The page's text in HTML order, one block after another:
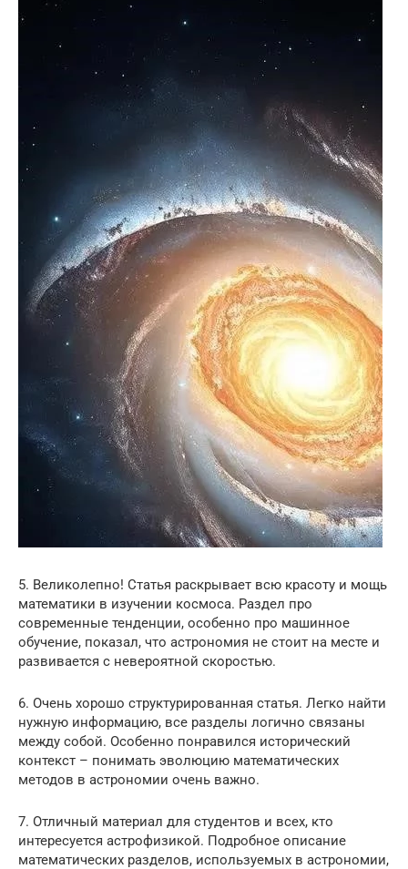
5. Великолепно! Статья раскрывает всю красоту и мощь
математики в изучении космоса. Раздел про
современные тенденции, особенно про машинное
обучение, показал, что астрономия не стоит на месте и
развивается с невероятной скоростью.
6. Очень хорошо структурированная статья. Легко найти
нужную информацию, все разделы логично связаны
между собой. Особенно понравился исторический
контекст – понимать эволюцию математических
методов в астрономии очень важно.
7. Отличный материал для студентов и всех, кто
интересуется астрофизикой. Подробное описание
математических разделов, используемых в астрономии,